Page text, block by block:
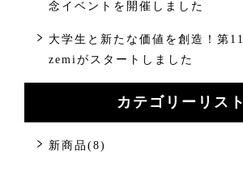
念イベントを開催しました
大学生と新たな価値を創造！第
zemiがスタートしました
カテゴリーリスト
新商品(8)